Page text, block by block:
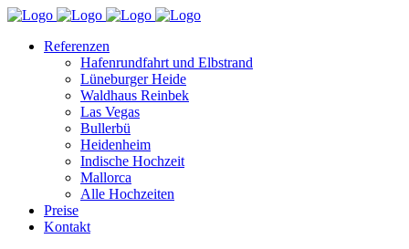
Referenzen
Hafenrundfahrt und Elbstrand
Lüneburger Heide
Waldhaus Reinbek
Las Vegas
Bullerbü
Heidenheim
Indische Hochzeit
Mallorca
Alle Hochzeiten
Preise
Kontakt